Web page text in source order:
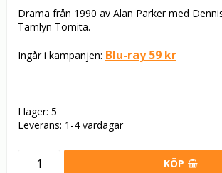
Drama från 1990 av Alan Parker med
Tamlyn Tomita.
Ingår i kampanjen: Blu-ray 59 kr
I lager: 5
Leverans: 1-4 vardagar
KÖP